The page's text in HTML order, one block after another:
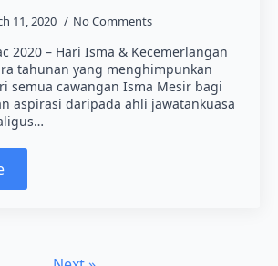
11, 2020 No Comments
2020 – Hari Isma & Kecemerlangan
tahunan yang menghimpunkan
semua cawangan Isma Mesir bagi
aspirasi daripada ahli jawatankuasa